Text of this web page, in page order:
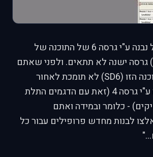
: "הפרופיל נבנה ע"י גרסה 6 של התוכנה של
סייטק, (קובץ pr0) גרסה ישנה לא תתאים. ולפני שאתם
רצים לשדרג! התוכנה הזו (SD6) לא תומכת לאחור
בפרופילים שנבנו ע"י גרסה 4 (זאת עם הדגמים התלת
- כלומר ובמידה ואתם
לבנות מחדש פרופילים עבור כל